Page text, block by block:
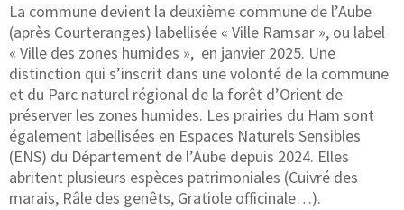
La commune devient la deuxième commune de l’Aube
(après Courteranges) labellisée « Ville Ramsar », ou label
« Ville des zones humides », en janvier 2025. Une
distinction qui s’inscrit dans une volonté de la commune
et du Parc naturel régional de la forêt d’Orient de
préserver les zones humides. Les prairies du Ham sont
également labellisées en Espaces Naturels Sensibles
(ENS) du Département de l’Aube depuis 2024. Elles
abritent plusieurs espèces patrimoniales (Cuivré des
marais, Râle des genêts, Gratiole officinale…).